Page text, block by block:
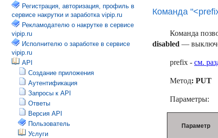
Регистрация, авторизация, профиль в
сервисе накрутки и заработка vipip.ru
Рекламодателю о накрутке в сервисе
vipip.ru
Исполнителю о заработке в сервисе
vipip.ru
API
Создание приложения
Аутентификация
Запросы к API
Ответы
Версия API
Пользователь
Услуги
Команда
Команда
disabled —
prefix - см.
Метод: PUT
Параметры:
Параметр